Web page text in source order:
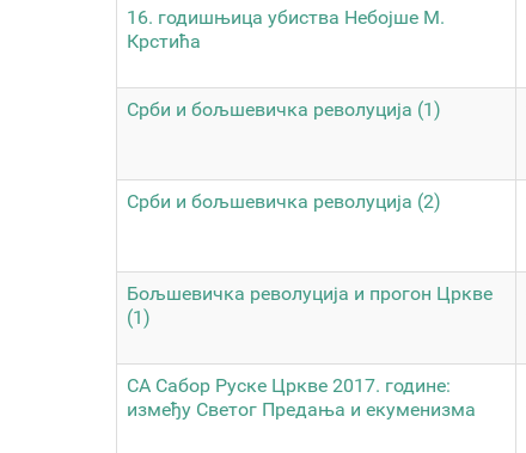
16. годишњица убиства Небојше М.
Крстића
Срби и бољшевичка револуција (1)
Срби и бољшевичка револуција (2)
Бољшевичка револуција и прогон Цркве
(1)
СА Сабор Руске Цркве 2017. године:
између Светог Предања и екуменизма